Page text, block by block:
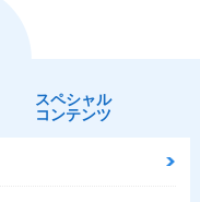
スペシャル
コンテンツ